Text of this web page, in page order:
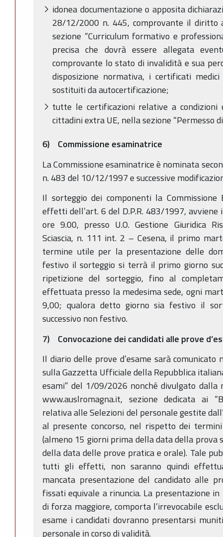
idonea documentazione o apposita
28/12/2000 n. 445, comprovante il
sezione “Curriculum formativo e
precisa che dovrà essere allegata
comprovante lo stato di invalidità e sua
disposizione normativa, i certificati
sostituiti da autocertificazione;
tutte le certificazioni relative a condizioni
cittadini extra UE, nella sezione “Permesso
6) Commissione esaminatrice
La Commissione esaminatrice è nominata
n. 483 del 10/12/1997 e successive
Il sorteggio dei componenti la
effetti dell’art. 6 del D.P.R. 483/1997,
ore 9.00, presso U.O. Gestione Giuridica
Sciascia, n. 111 int. 2 – Cesena, il primo
termine utile per la presentazione delle
festivo il sorteggio si terrà il primo giorno
ripetizione del sorteggio, fino al
effettuata presso la medesima sede, ogni
9,00; qualora detto giorno sia festivo il
successivo non festivo.
7) Convocazione dei candidati alle prove
Il diario delle prove d’esame sarà
sulla Gazzetta Ufficiale della Repubblica
esami” del 1/09/2026 nonché divulgato
www.auslromagna.it, sezione dedicata ai
relativa alle Selezioni del personale gestite
al presente concorso, nel rispetto dei
(almeno 15 giorni prima della data della
della data delle prove pratica e orale). Tale
tutti gli effetti, non saranno quindi
mancata presentazione del candidato alle
fissati equivale a rinuncia. La presentazione
di forza maggiore, comporta l’irrevocabile
esame i candidati dovranno presentarsi
personale in corso di validità.